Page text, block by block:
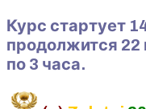
Курс стартует
продолжится 22
по 3 часа.